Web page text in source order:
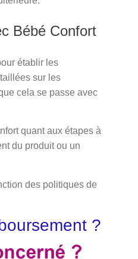
Bébé Confort
établir les
sur les
cela se passe avec
quant aux étapes à
du produit ou un
des politiques de
?